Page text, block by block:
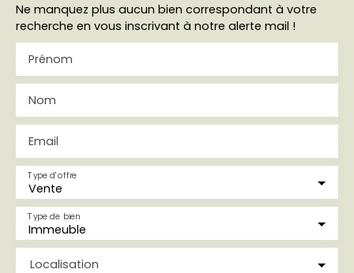
Ne manquez plus aucun bien correspondant à votre
recherche en vous inscrivant à notre alerte mail !
Prénom
Nom
Email
Vente
Type d'offre
Immeuble
Type de bien
Localisation